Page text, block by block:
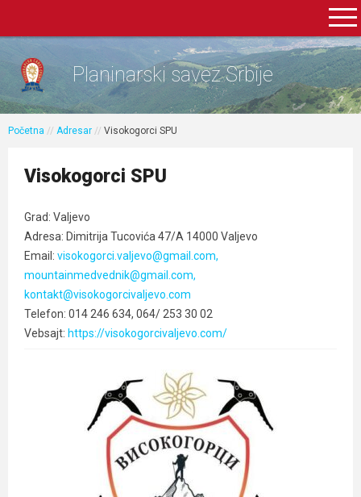
Planinarski savez Srbije
Početna // Adresar // Visokogorci SPU
Visokogorci SPU
Grad: Valjevo
Adresa: Dimitrija Tucovića 47/A 14000 Valjevo
Email: visokogorci.valjevo@gmail.com,
mountainmedvednik@gmail.com,
kontakt@visokogorcivaljevo.com
Telefon: 014 246 634, 064/ 253 30 02
Vebsajt: https://visokogorcivaljevo.com/